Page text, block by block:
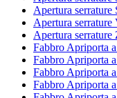
Apertura serrature
Apertura serrature
Apertura serrature
Fabbro Apriporta
Fabbro Apriporta
Fabbro Apriporta
Fabbro Apriporta